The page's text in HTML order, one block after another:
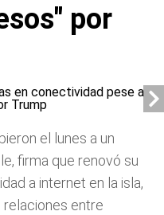
por
el lunes a un
firma que renovó su
a internet en la isla,
entre